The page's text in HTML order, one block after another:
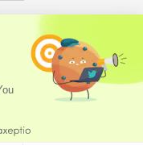
de
los sistemas